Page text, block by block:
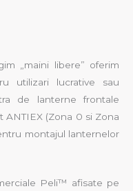
libere” oferim
utilizari lucrative sau
de lanterne frontale
(Zona 0 si Zona
montajul lanternelor
Peli™ afisate pe